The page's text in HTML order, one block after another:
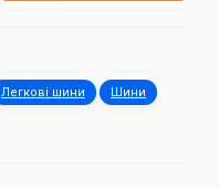
Легкові шини Шини